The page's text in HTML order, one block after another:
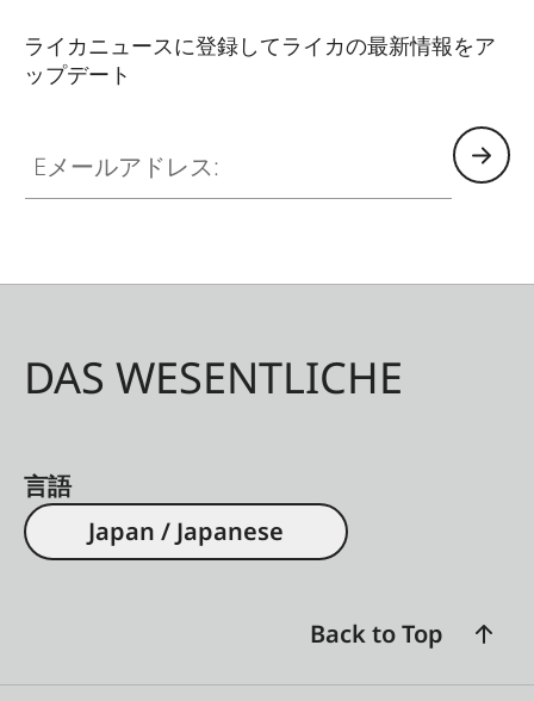
ライカニュースに登録してライカの最新情報をア
ップデート
DAS WESENTLICHE
言語
Japan / Japanese
Back to Top